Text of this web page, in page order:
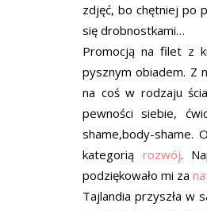
zdjęć, bo chętniej po
się drobnostkami…
Promocją na filet z
pysznym obiadem. Z
na coś w rodzaju
pewności siebie,
shame,body-shame.
kategorią rozwój.
podziękowało mi za
Tajlandia przyszła w